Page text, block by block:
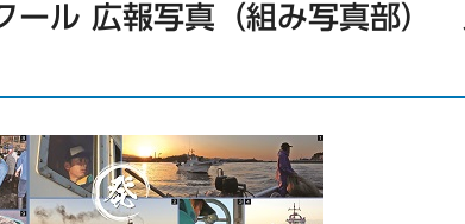
ル 広報写真（組み写真部）